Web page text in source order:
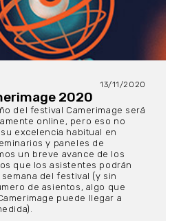
13/11/2020
2020
del festival Camerimage será
online, pero eso no
excelencia habitual en
y paneles de
un breve avance de los
que los asistentes podrán
del festival (y sin
de asientos, algo que
puede llegar a